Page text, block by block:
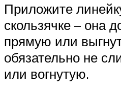
Приложите
скользячке – она
прямую или
обязательно не
или вогнутую.